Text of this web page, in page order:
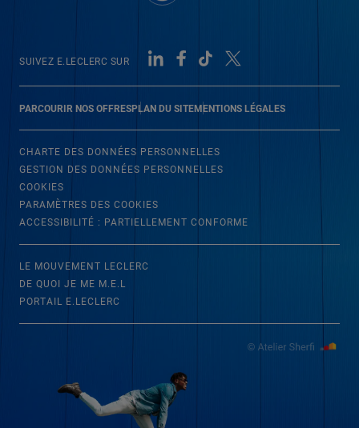
PARCOURIR NOS OFFRESPLAN DU SITEMENTIONS LÉGALES
SUIVEZ E.LECLERC SUR
CHARTE DES DONNÉES PERSONNELLES
GESTION DES DONNÉES PERSONNELLES
COOKIES
PARAMÈTRES DES COOKIES
ACCESSIBILITÉ : PARTIELLEMENT CONFORME
LE MOUVEMENT LECLERC
DE QUOI JE ME M.E.L
PORTAIL E.LECLERC